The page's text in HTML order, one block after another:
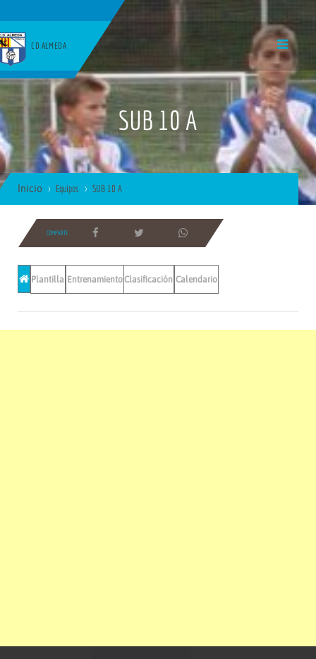
CD ALMEDA
SUB 10 A
Inicio Equipos SUB 10 A
COMPARTE
Plantilla EntrenamientosClasificación Calendario